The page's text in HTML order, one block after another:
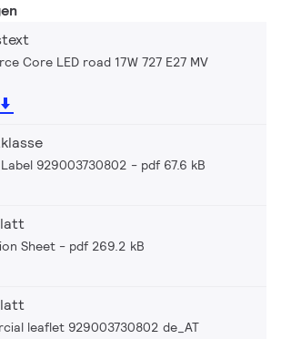
Core LED road 17W 727 E27 MV
929003730802 pdf 67.6 kB
Sheet pdf 269.2 kB
leaflet 929003730802 de_AT